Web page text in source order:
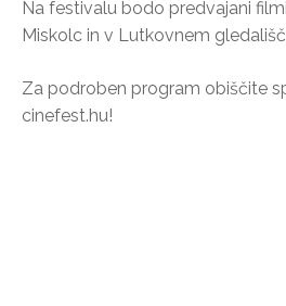
Na festivalu bodo predvajani
Miskolc in v Lutkovnem
Za podroben program obiščite
cinefest.hu!